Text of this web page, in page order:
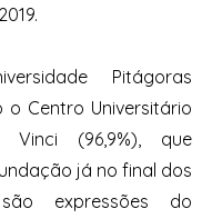
Pitágoras
o Centro Universitário
Vinci (96,9%), que
já no final dos
expressões do